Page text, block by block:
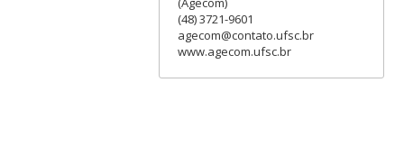
(48) 3721-9601
agecom@contato.ufsc.br
www.agecom.ufsc.br